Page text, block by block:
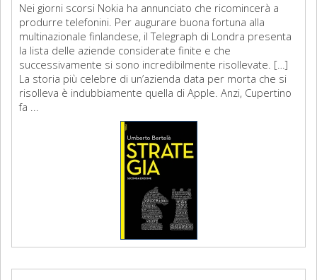
Nei giorni scorsi Nokia ha annunciato che ricomincerà a
produrre telefonini. Per augurare buona fortuna alla
multinazionale finlandese, il Telegraph di Londra presenta
la lista delle aziende considerate finite e che
successivamente si sono incredibilmente risollevate. […]
La storia più celebre di un’azienda data per morta che si
risolleva è indubbiamente quella di Apple. Anzi, Cupertino
fa ...